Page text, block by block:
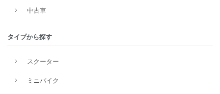
中古車
タイプから探す
スクーター
ミニバイク
排気量